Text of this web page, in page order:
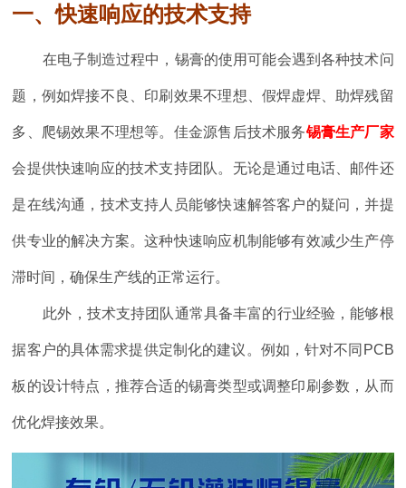
一、快速响应的技术支持
在电子制造过程中，锡膏的使用可能会遇到各种技术问
题，例如焊接不良、印刷效果不理想、假焊虚焊、助焊残留
多、爬锡效果不理想等。佳金源售后技术服务锡膏生产厂家
会提供快速响应的技术支持团队。无论是通过电话、邮件还
是在线沟通，技术支持人员能够快速解答客户的疑问，并提
供专业的解决方案。这种快速响应机制能够有效减少生产停
滞时间，确保生产线的正常运行。
此外，技术支持团队通常具备丰富的行业经验，能够根
据客户的具体需求提供定制化的建议。例如，针对不同PCB
板的设计特点，推荐合适的锡膏类型或调整印刷参数，从而
优化焊接效果。